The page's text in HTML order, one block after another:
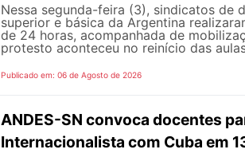
Nessa segunda-feira (3), sindicatos de
superior e básica da Argentina
de 24 horas, acompanhada de
protesto aconteceu no reinício das
Publicado em: 06 de Agosto de 2026
ANDES-SN convoca docentes
Internacionalista com Cuba em